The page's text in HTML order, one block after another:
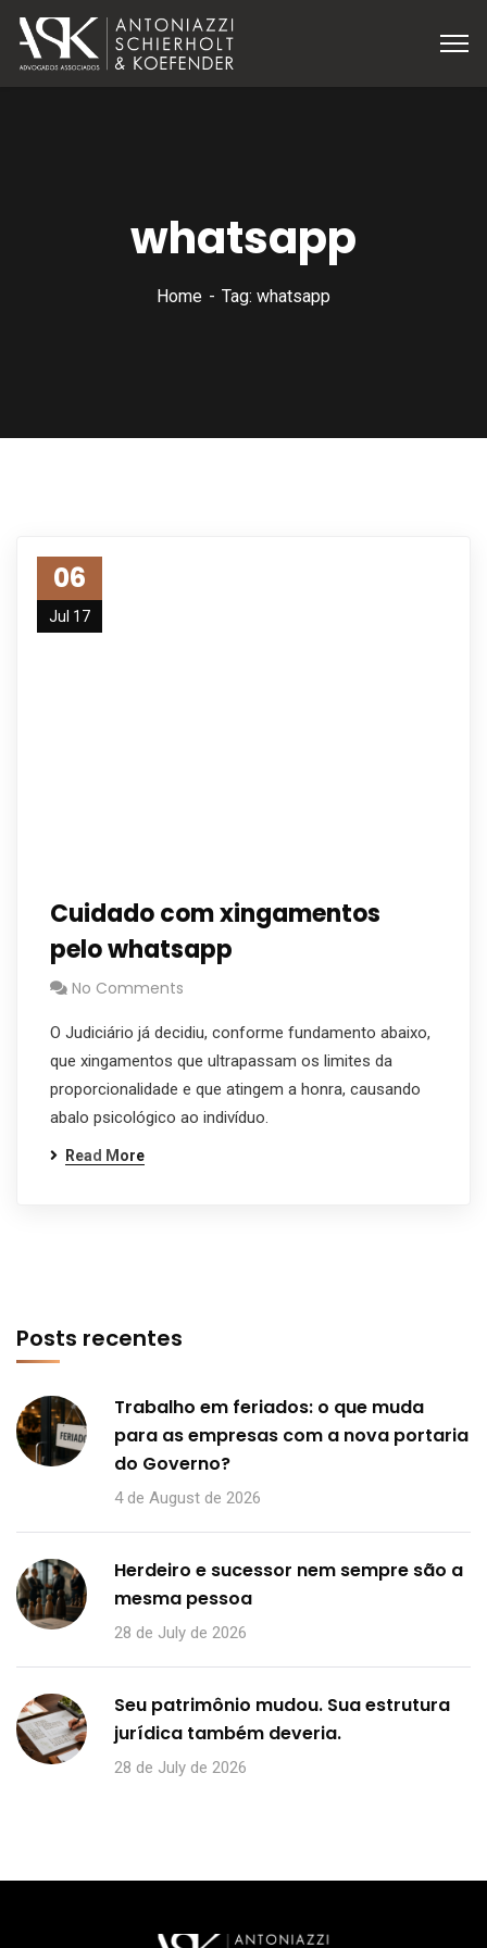
whatsapp
Home Tag: whatsapp
06
Jul 17
Cuidado com xingamentos
pelo whatsapp
No Comments
O Judiciário já decidiu, conforme fundamento abaixo,
que xingamentos que ultrapassam os limites da
proporcionalidade e que atingem a honra, causando
abalo psicológico ao indivíduo.
Read More
Posts recentes
Trabalho em feriados: o que muda
para as empresas com a nova portaria
do Governo?
4 de August de 2026
Herdeiro e sucessor nem sempre são a
mesma pessoa
28 de July de 2026
Seu patrimônio mudou. Sua estrutura
jurídica também deveria.
28 de July de 2026